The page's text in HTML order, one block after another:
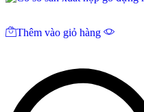
Thêm vào giỏ hàng